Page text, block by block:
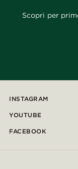
Scopri per
INSTAGRAM
YOUTUBE
FACEBOOK